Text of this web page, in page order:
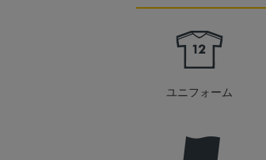
ユニフォーム